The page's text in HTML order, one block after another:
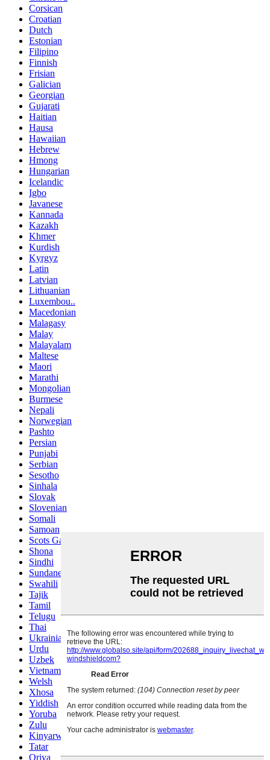
Corsican
Croatian
Dutch
Estonian
Filipino
Finnish
Frisian
Galician
Georgian
Gujarati
Haitian
Hausa
Hawaiian
Hebrew
Hmong
Hungarian
Icelandic
Igbo
Javanese
Kannada
Kazakh
Khmer
Kurdish
Kyrgyz
Latin
Latvian
Lithuanian
Luxembou..
Macedonian
Malagasy
Malay
Malayalam
Maltese
Maori
Marathi
Mongolian
Burmese
Nepali
Norwegian
Pashto
Persian
Punjabi
Serbian
Sesotho
Sinhala
Slovak
Slovenian
Somali
Samoan
Scots Gaelic
Shona
Sindhi
Sundanese
Swahili
Tajik
Tamil
Telugu
Thai
Ukrainian
Urdu
Uzbek
Vietnamese
Welsh
Xhosa
Yiddish
Yoruba
Zulu
Kinyarwanda
Tatar
Oriya